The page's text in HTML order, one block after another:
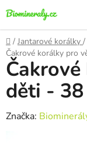
Přejít
na
obsah
Domů
/ Jantarové korálky /
Čakrové korálky pro
děti - 38
Značka: